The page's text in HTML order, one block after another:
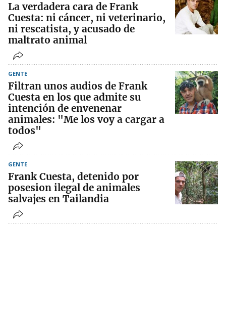
La verdadera cara de Frank
Cuesta: ni cáncer, ni veterinario,
ni rescatista, y acusado de
maltrato animal
GENTE
Filtran unos audios de Frank
Cuesta en los que admite su
intención de envenenar
animales: "Me los voy a cargar a
todos"
GENTE
Frank Cuesta, detenido por
posesion ilegal de animales
salvajes en Tailandia